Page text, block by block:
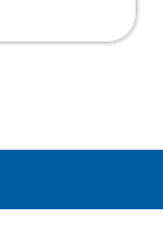
しくお願い